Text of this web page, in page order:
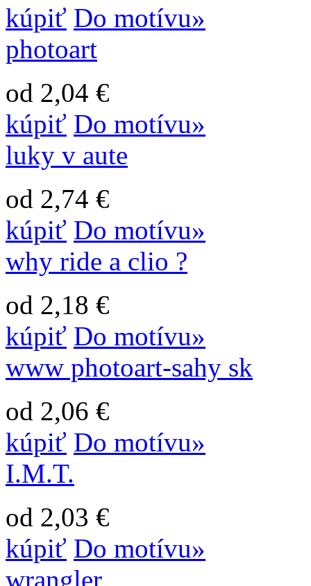
kúpiť Do motívu»
photoart
od 2,04 €
kúpiť Do motívu»
luky v aute
od 2,74 €
kúpiť Do motívu»
why ride a clio ?
od 2,18 €
kúpiť Do motívu»
www photoart-sahy sk
od 2,06 €
kúpiť Do motívu»
I.M.T.
od 2,03 €
kúpiť Do motívu»
wrangler